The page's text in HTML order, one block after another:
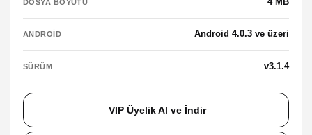
DOSYA BOYUTU
ANDROID Android 4.0.3 ve üzeri
SÜRÜM v3.1.4
VIP Üyelik Al ve İndir